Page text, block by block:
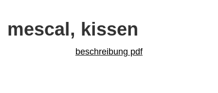
mescal, kissen
beschreibung pdf